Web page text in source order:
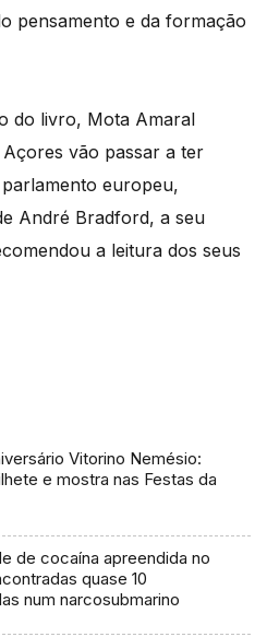
pensamento e da formação
do livro, Mota Amaral
vão passar a ter
europeu,
André Bradford, a seu
a leitura dos seus
Vitorino Nemésio:
e mostra nas Festas da
de cocaína apreendida no
quase 10
num narcosubmarino